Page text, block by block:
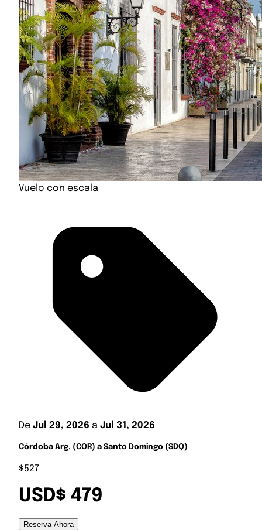
Vuelo con escala
De Jul 29, 2026 a Jul 31, 2026
Córdoba Arg. (COR) a Santo Domingo (SDQ)
$527
USD$ 479
Reserva Ahora